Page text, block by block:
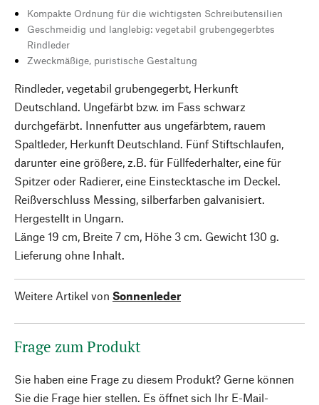
Kompakte Ordnung für die wichtigsten Schreibutensilien
Geschmeidig und langlebig: vegetabil grubengegerbtes
Rindleder
Zweckmäßige, puristische Gestaltung
Rindleder, vegetabil grubengegerbt, Herkunft
Deutschland. Ungefärbt bzw. im Fass schwarz
durchgefärbt. Innenfutter aus ungefärbtem, rauem
Spaltleder, Herkunft Deutschland. Fünf Stiftschlaufen,
darunter eine größere, z.B. für Füllfederhalter, eine für
Spitzer oder Radierer, eine Einstecktasche im Deckel.
Reißverschluss Messing, silberfarben galvanisiert.
Hergestellt in Ungarn.
Länge 19 cm, Breite 7 cm, Höhe 3 cm. Gewicht 130 g.
Lieferung ohne Inhalt.
Weitere Artikel von Sonnenleder
Frage zum Produkt
Sie haben eine Frage zu diesem Produkt? Gerne können
Sie die Frage hier stellen. Es öffnet sich Ihr E-Mail-